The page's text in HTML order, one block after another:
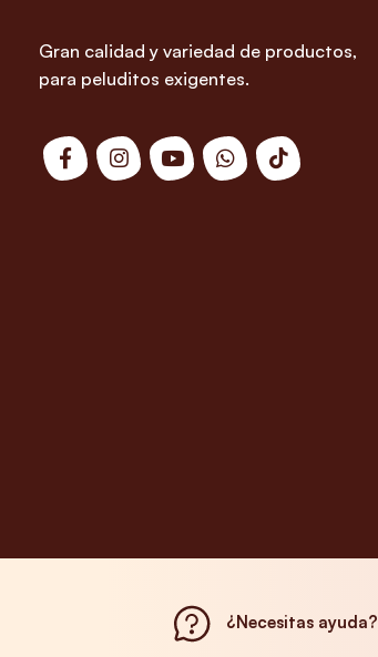
Gran calidad y variedad de productos,
para peluditos exigentes.
¿Necesitas ayuda?